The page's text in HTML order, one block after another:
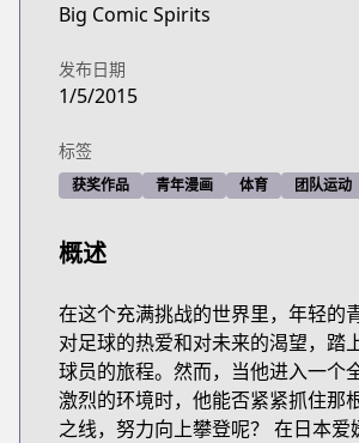
Big Comic Spirits
发布日期
1/5/2015
标签
获奖作品 青年漫画 体育 团队运动
概述
在这个充满挑战的世界里，年轻的
对足球的热爱和对未来的渴望，踏
球员的旅程。然而，当他进入一个
激烈的环境时，他能否紧紧抓住那
之线，努力向上攀登呢？ 在日本爱